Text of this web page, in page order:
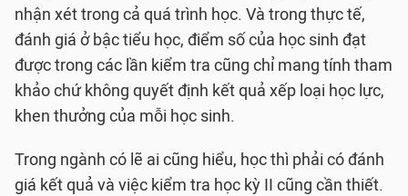
nhận xét trong cả quá trình học. Và trong thực tế,
đánh giá ở bậc tiểu học, điểm số của học sinh đạt
được trong các lần kiểm tra cũng chỉ mang tính tham
khảo chứ không quyết định kết quả xếp loại học lực,
khen thưởng của mỗi học sinh.
Trong ngành có lẽ ai cũng hiểu, học thì phải có đánh
giá kết quả và việc kiểm tra học kỳ II cũng cần thiết.